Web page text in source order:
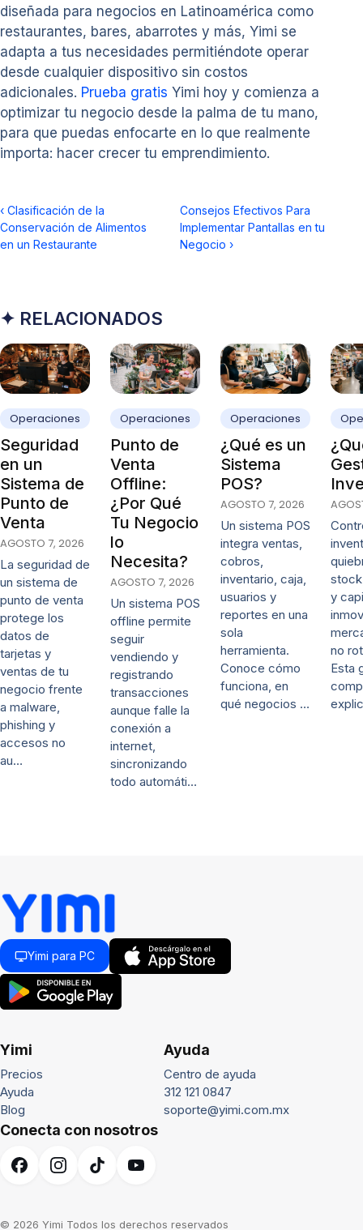
diseñada para negocios en Latinoamérica como
restaurantes, bares, abarrotes y más, Yimi se
adapta a tus necesidades permitiéndote operar
desde cualquier dispositivo sin costos
adicionales. Prueba gratis Yimi hoy y comienza a
optimizar tu negocio desde la palma de tu mano,
para que puedas enfocarte en lo que realmente
importa: hacer crecer tu emprendimiento.
‹ Clasificación de la
Conservación de Alimentos
en un Restaurante
Consejos Efectivos Para
Implementar Pantallas en tu
Negocio ›
✦ RELACIONADOS
Operaciones
Seguridad
en un
Sistema de
Punto de
Venta
AGOSTO 7, 2026
La seguridad de
un sistema de
punto de venta
protege los
datos de
tarjetas y
ventas de tu
negocio frente
a malware,
phishing y
accesos no
au…
Operaciones
Punto de
Venta
Offline:
¿Por Qué
Tu Negocio
lo
Necesita?
AGOSTO 7, 2026
Un sistema POS
offline permite
seguir
vendiendo y
registrando
transacciones
aunque falle la
conexión a
internet,
sincronizando
todo automáti…
Operaciones
¿Qué es un
Sistema
POS?
AGOSTO 7, 2026
Un sistema POS
integra ventas,
cobros,
inventario, caja,
usuarios y
reportes en una
sola
herramienta.
Conoce cómo
funciona, en
qué negocios …
y
no
Esta
Yimi para PC
Yimi
Precios
Ayuda
Blog
Ayuda
Centro de ayuda
312 121 0847
soporte@yimi.com.mx
Conecta con nosotros
© 2026 Yimi Todos los derechos reservados